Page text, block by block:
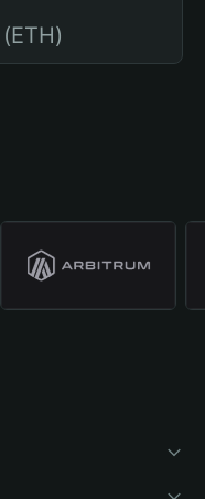
محفظة إيثيريوم (ETH)